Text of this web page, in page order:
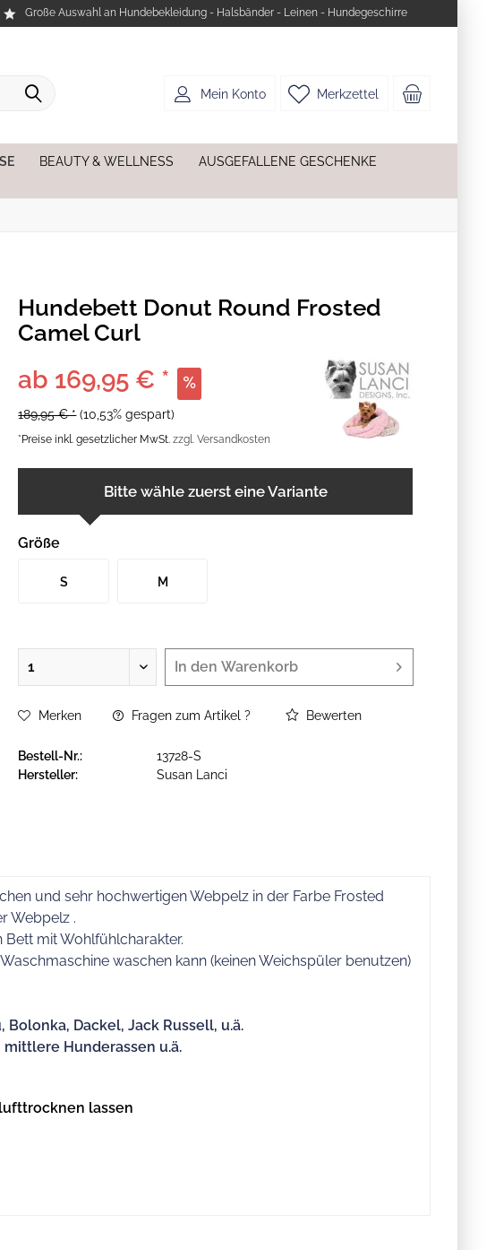
Große Auswahl an Hundebekleidung - Halsbänder - Leinen - Hundegeschirre
Merkzettel
Mein Konto
BEAUTY & WELLNESS AUSGEFALLENE GESCHENKE
Hundebett Donut Round Frosted
Camel Curl
ab 169,95 € *
189,95 € * (10,53% gespart)
*Preise inkl. gesetzlicher MwSt.zzgl. Versandkosten
Bitte wähle zuerst eine Variante
Größe
S M
In den Warenkorb
Merken Fragen zum Artikel ? Bewerten
Bestell-Nr.:
13728-S
Hersteller:
Susan Lanci
und sehr hochwertigen Webpelz in der Farbe Frosted
Webpelz .
mit Wohlfühlcharakter.
waschen kann (keinen Weichspüler benutzen)
Bolonka, Dackel, Jack Russell, u.ä.
Hunderassen u.ä.
lassen